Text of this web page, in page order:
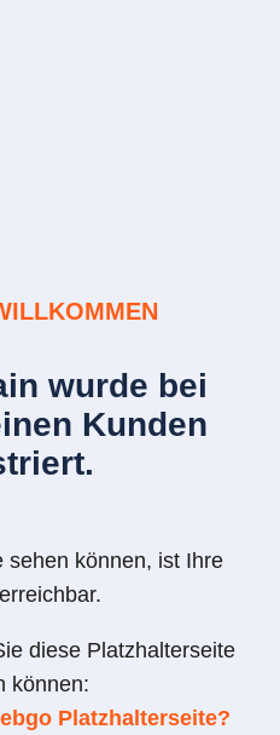
wurde bei
Kunden
sehen können, ist Ihre
diese Platzhalterseite
können:
Platzhalterseite?